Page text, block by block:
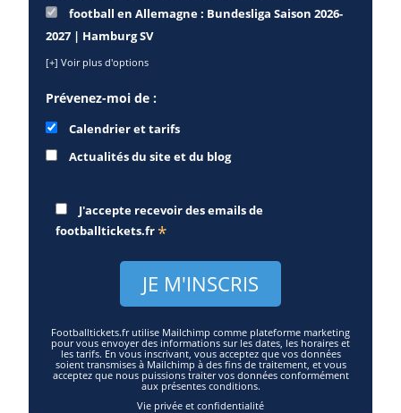
football en Allemagne : Bundesliga Saison 2026-
2027 | Hamburg SV
[+] Voir plus d'options
Prévenez-moi de :
Calendrier et tarifs
Actualités du site et du blog
J'accepte recevoir des emails de
footballtickets.fr *
Footballtickets.fr utilise Mailchimp comme plateforme marketing
pour vous envoyer des informations sur les dates, les horaires et
les tarifs. En vous inscrivant, vous acceptez que vos données
soient transmises à Mailchimp à des fins de traitement, et vous
acceptez que nous puissions traiter vos données conformément
aux présentes conditions.
Vie privée et confidentialité